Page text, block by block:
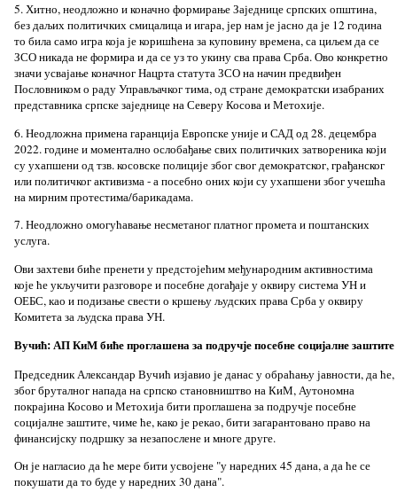
5. Хитно, неодложно и коначно формирање Заједнице српских општина,
без даљих политичких смицалица и игара, јер нам је јасно да је 12 година
то била само игра која је коришћена за куповину времена, са циљем да се
ЗСО никада не формира и да се уз то укину сва права Срба. Ово конкретно
значи усвајање коначног Нацрта статута ЗСО на начин предвиђен
Пословником о раду Управљачког тима, од стране демократски изабраних
представника српске заједнице на Северу Косова и Метохије.
6. Неодложна примена гаранција Европске уније и САД од 28. децембра
2022. године и моментално ослобађање свих политичких затвореника који
су ухапшени од тзв. косовске полиције због свог демократског, грађанског
или политичког активизма - а посебно оних који су ухапшени због учешћа
на мирним протестима/барикадама.
7. Неодложно омогућавање несметаног платног промета и поштанских
услуга.
Ови захтеви биће пренети у предстојећим међународним активностима
које ће укључити разговоре и посебне догађаје у оквиру система УН и
ОЕБС, као и подизање свести о кршењу људских права Срба у оквиру
Комитета за људска права УН.
Вучић: АП КиМ биће проглашена за подручје посебне социјалне заштите
Председник Александар Вучић изјавио је данас у обраћању јавности, да ће,
због бруталног напада на српско становништво на КиМ, Аутономна
покрајина Косово и Метохија бити проглашена за подручје посебне
социјалне заштите, чиме ће, како је рекао, бити загарантовано право на
финансијску подршку за незапослене и многе друге.
Он је нагласио да ће мере бити усвојене "у наредних 45 дана, а да ће се
покушати да то буде у наредних 30 дана".